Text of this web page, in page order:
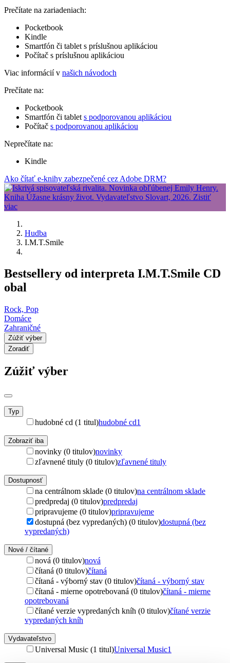
Prečítate na zariadeniach:
Pocketbook
Kindle
Smartfón či tablet s príslušnou aplikáciou
Počítač s príslušnou aplikáciou
Viac informácií v našich návodoch
Prečítate na:
Pocketbook
Smartfón či tablet s podporovanou aplikáciou
Počítač s podporovanou aplikáciou
Neprečítate na:
Kindle
Ako čítať e-knihy zabezpečené cez Adobe DRM?
Hudba
I.M.T.Smile
Bestsellery od interpreta I.M.T.Smile CD
obal
Rock, Pop
Domáce
Zahraničné
Zúžiť výber
Zoradiť
Zúžiť výber
Typ
hudobné cd (1 titul)hudobné cd1
Zobraziť iba
novinky (0 titulov)novinky
zľavnené tituly (0 titulov)zľavnené tituly
Dostupnosť
na centrálnom sklade (0 titulov)na centrálnom sklade
predpredaj (0 titulov)predpredaj
pripravujeme (0 titulov)pripravujeme
dostupná (bez vypredaných) (0 titulov)dostupná (bez
vypredaných)
Nové / čítané
nová (0 titulov)nová
čítaná (0 titulov)čítaná
čítaná - výborný stav (0 titulov)čítaná - výborný stav
čítaná - mierne opotrebovaná (0 titulov)čítaná - mierne
opotrebovaná
čítané verzie vypredaných kníh (0 titulov)čítané verzie
vypredaných kníh
Vydavateľstvo
Universal Music (1 titul)Universal Music1